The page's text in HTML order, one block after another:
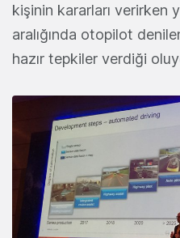
kişinin kararları verirken
aralığında otopilot
hazır tepkiler verdiği